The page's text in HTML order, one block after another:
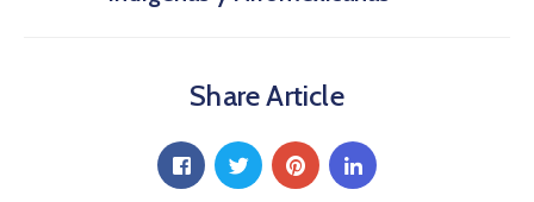
Share Article